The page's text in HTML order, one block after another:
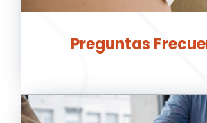
Preguntas